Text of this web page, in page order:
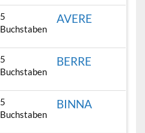
5
Buchstaben
AVERE
5
Buchstaben
BERRE
5
Buchstaben
BINNA